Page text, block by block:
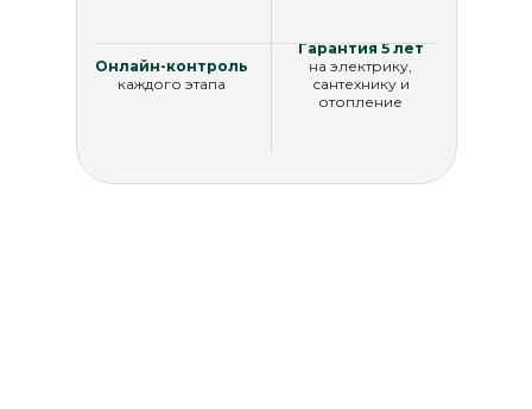
Гарантия 5 лет
на электрику,
сантехнику и
отопление
Онлайн-контроль
каждого этапа